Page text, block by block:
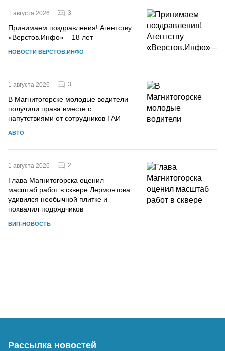
1 августа 2026 3
Принимаем поздравления! Агентству
«Верстов.Инфо» – 18 лет
НОВОСТИ ВЕРСТОВ.ИНФО
1 августа 2026 3
В Магнитогорске молодые водители
получили права вместе с
напутствиями от сотрудников ГАИ
АВТО
1 августа 2026 2
Глава Магнитогорска оценил
масштаб работ в сквере Лермонтова:
удивился необычной плитке и
похвалил подрядчиков
ВИП-НОВОСТЬ
Рассылка новостей